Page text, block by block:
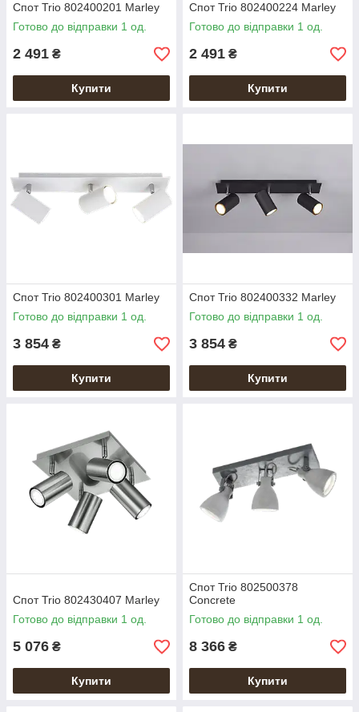
Спот Trio 802400201 Marley
Готово до відправки 1 од.
2 491 ₴
Купити
Спот Trio 802400224 Marley
Готово до відправки 1 од.
2 491 ₴
Купити
Спот Trio 802400301 Marley
Готово до відправки 1 од.
3 854 ₴
Купити
Спот Trio 802400332 Marley
Готово до відправки 1 од.
3 854 ₴
Купити
Спот Trio 802430407 Marley
Готово до відправки 1 од.
5 076 ₴
Купити
Спот Trio 802500378
Concrete
Готово до відправки 1 од.
8 366 ₴
Купити